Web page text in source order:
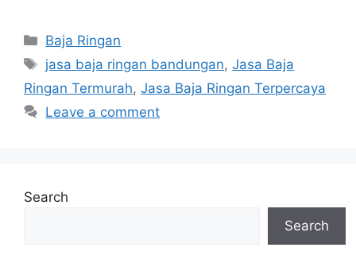
Categories
Baja Ringan
Tags
jasa baja ringan bandungan,Jasa Baja
Ringan Termurah, Jasa Baja Ringan Terpercaya
Leave a comment
Search
Search